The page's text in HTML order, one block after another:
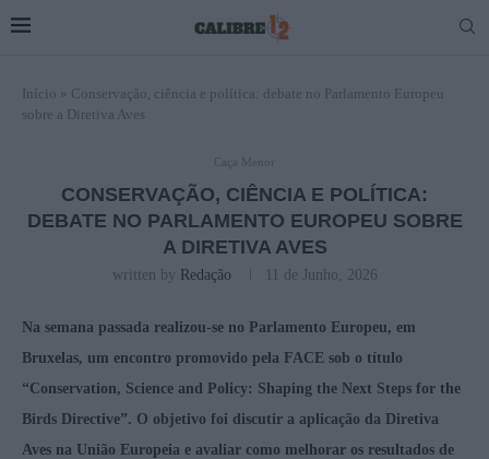
Início » Conservação, ciência e política: debate no Parlamento Europeu
sobre a Diretiva Aves
Caça Menor
CONSERVAÇÃO, CIÊNCIA E POLÍTICA:
DEBATE NO PARLAMENTO EUROPEU SOBRE
A DIRETIVA AVES
written by Redação 11 de Junho, 2026
Na semana passada realizou-se no Parlamento Europeu, em
Bruxelas, um encontro promovido pela FACE sob o título
“Conservation, Science and Policy: Shaping the Next Steps for the
Birds Directive”. O objetivo foi discutir a aplicação da Diretiva
Aves na União Europeia e avaliar como melhorar os resultados de